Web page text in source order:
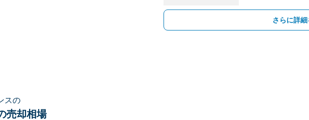
さらに詳
スの
売却相場